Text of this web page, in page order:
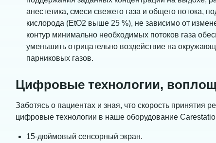
анестетика, смеси свежего газа и общего потока,
кислорода (EtO2 выше 25 %), не зависимо от
контур минимально необходимых потоков газа
уменьшить отрицательно воздействие на
парниковых газов.
Цифровые технологии,
Заботясь о пациентах и зная, что скорость
цифровые технологии в наше оборудование
15-дюймовый сенсорный экран.